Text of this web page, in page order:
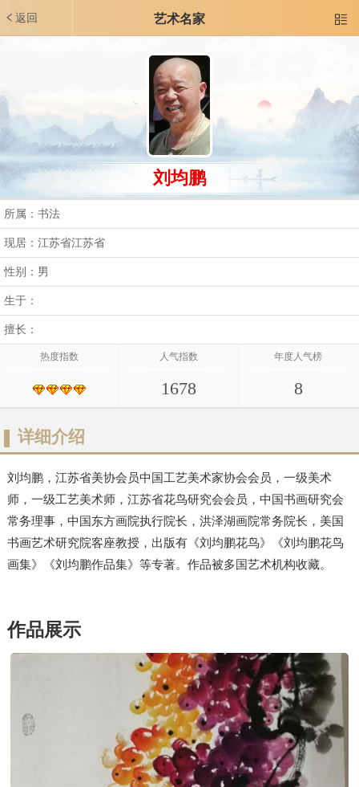
返回 艺术名家 
刘均鹏
所属：书法
现居：江苏省江苏省
性别：男
生于：
擅长：
热度指数 人气指数
1678
年度人气榜
8
详细介绍
刘均鹏，江苏省美协会员中国工艺美术家协会会员，一级美术
师，一级工艺美术师，江苏省花鸟研究会会员，中国书画研究会
常务理事，中国东方画院执行院长，洪泽湖画院常务院长，美国
书画艺术研究院客座教授，出版有《刘均鹏花鸟》《刘均鹏花鸟
画集》《刘均鹏作品集》等专著。作品被多国艺术机构收藏。
作品展示